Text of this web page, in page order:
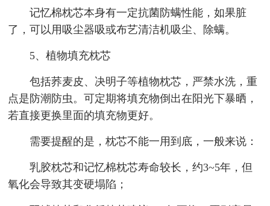
记忆棉枕芯本身有一定抗菌防螨性能，如果脏
了，可以用吸尘器吸或布艺清洁机吸尘、除螨。
5、植物填充枕芯
包括荞麦皮、决明子等植物枕芯，严禁水洗，重
点是防潮防虫。可定期将填充物倒出在阳光下暴晒，
若直接更换里面的填充物更好。
需要提醒的是，枕芯不能一用到底，一般来说：
乳胶枕芯和记忆棉枕芯寿命较长，约3~5年，但
氧化会导致其变硬塌陷；